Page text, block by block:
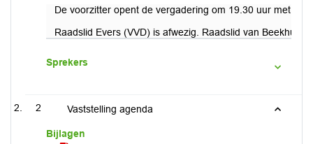
De voorzitter opent de vergadering om 19.30 uur met
Raadslid Evers (VVD) is afwezig. Raadslid van
Sprekers
2 Vaststelling agenda
Bijlagen